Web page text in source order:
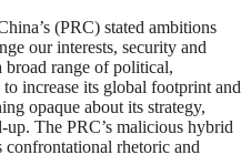
(PRC) stated ambitions
our interests, security and
broad range of political,
increase its global footprint and
opaque about its strategy,
The PRC’s malicious hybrid
confrontational rhetoric and